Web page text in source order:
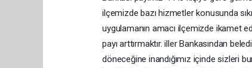
ilçemizde bazı hizmetler konusunda
uygulamanın amacı ilçemizde ikamet
payı arttırmaktır. iller Bankasından
döneceğine inandığımız içinde sizleri